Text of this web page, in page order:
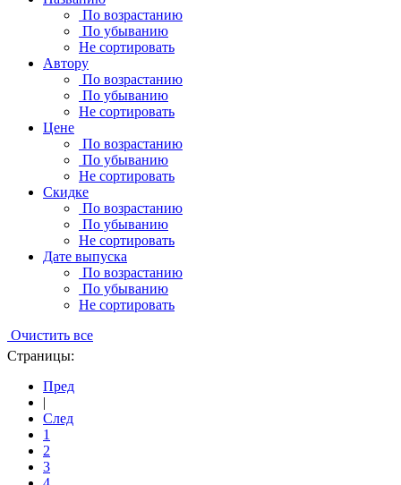
По возрастанию
По убыванию
Не сортировать
Автору
По возрастанию
По убыванию
Не сортировать
Цене
По возрастанию
По убыванию
Не сортировать
Скидке
По возрастанию
По убыванию
Не сортировать
Дате выпуска
По возрастанию
По убыванию
Не сортировать
Очистить все
Страницы:
Пред
|
След
1
2
3